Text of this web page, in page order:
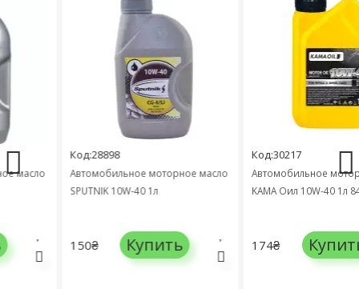
Код:28898
Автомобильное моторное масло
SPUTNIK 10W-40 1л
150₴ Купить
Код:30217
Автомобильное
KAMA Оил 10W-40 1л 8417
174₴ Купить